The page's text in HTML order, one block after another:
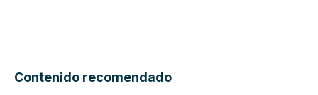
Contenido recomendado